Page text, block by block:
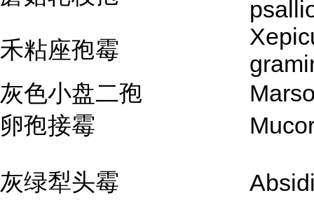
禾粘座孢霉
灰色小盘二孢
卵孢接霉
灰绿犁头霉